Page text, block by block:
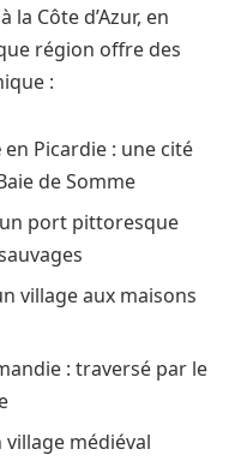
Côte d’Azur, en
région offre des
:
en Picardie : une cité
de Somme
port pittoresque
village aux maisons
: traversé par le
village médiéval